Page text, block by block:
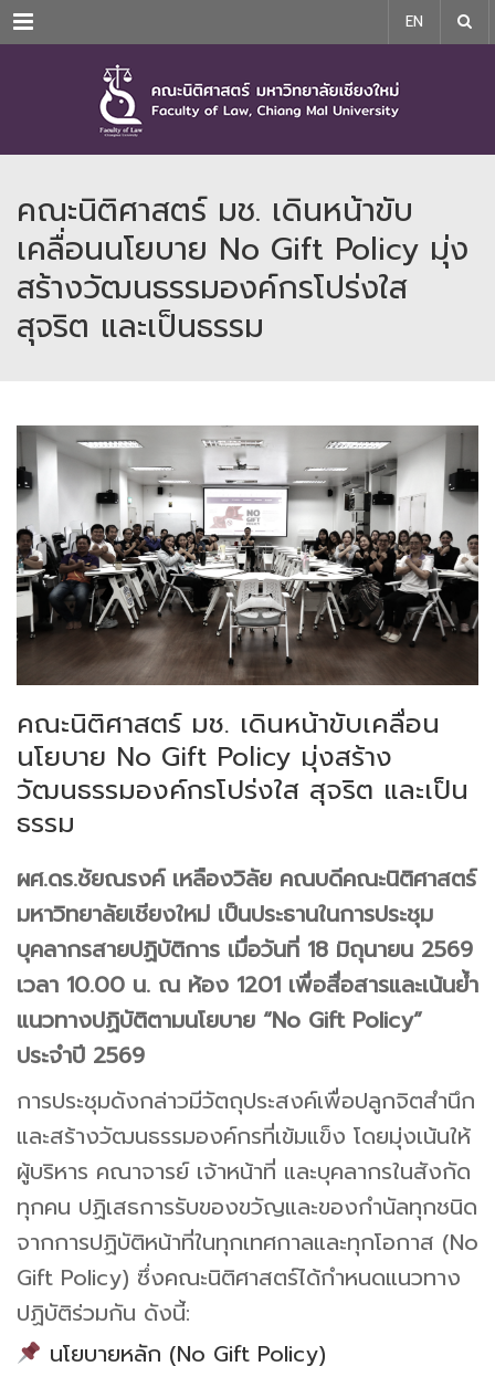
Menu EN
คณะนิติศาสตร์ มช. เดินหน้าขับ
เคลื่อนนโยบาย No Gift Policy มุ่ง
สร้างวัฒนธรรมองค์กรโปร่งใส
สุจริต และเป็นธรรม
คณะนิติศาสตร์ มช. เดินหน้าขับเคลื่อน
นโยบาย No Gift Policy มุ่งสร้าง
วัฒนธรรมองค์กรโปร่งใส สุจริต และเป็น
ธรรม
ผศ.ดร.ชัยณรงค์ เหลืองวิลัย คณบดีคณะนิติศาสตร์
มหาวิทยาลัยเชียงใหม่ เป็นประธานในการประชุม
บุคลากรสายปฏิบัติการ เมื่อวันที่ 18 มิถุนายน 2569
เวลา 10.00 น. ณ ห้อง 1201 เพื่อสื่อสารและเน้นย้ำ
แนวทางปฏิบัติตามนโยบาย “No Gift Policy”
ประจำปี 2569
การประชุมดังกล่าวมีวัตถุประสงค์เพื่อปลูกจิตสำนึก
และสร้างวัฒนธรรมองค์กรที่เข้มแข็ง โดยมุ่งเน้นให้
ผู้บริหาร คณาจารย์ เจ้าหน้าที่ และบุคลากรในสังกัด
ทุกคน ปฏิเสธการรับของขวัญและของกำนัลทุกชนิด
จากการปฏิบัติหน้าที่ในทุกเทศกาลและทุกโอกาส (No
Gift Policy) ซึ่งคณะนิติศาสตร์ได้กำหนดแนวทาง
ปฏิบัติร่วมกัน ดังนี้:
นโยบายหลัก (No Gift Policy)